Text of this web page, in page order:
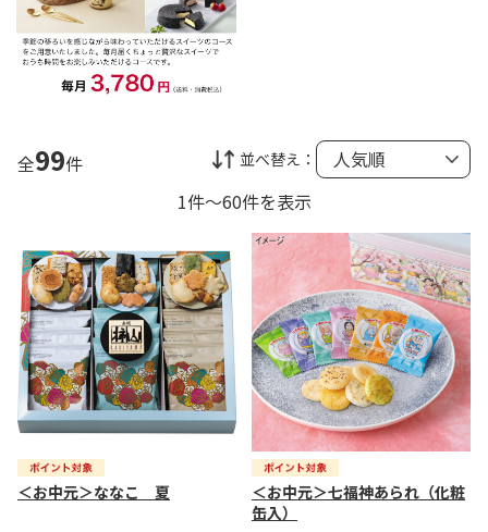
全99件 並べ替え：
1件～60件を表示
＜お中元＞ななこ 夏
＜お中元＞七福神あられ（化粧
缶入）